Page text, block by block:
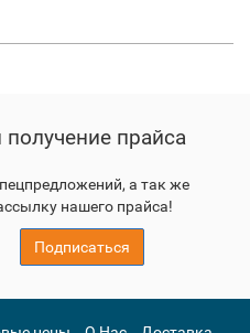
прайса
а так же
нашего прайса!
Подписаться